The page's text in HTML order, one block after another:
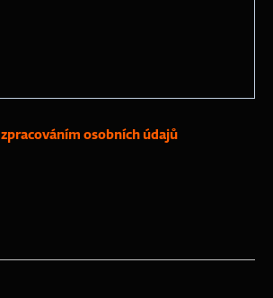
zpracováním osobních údajů